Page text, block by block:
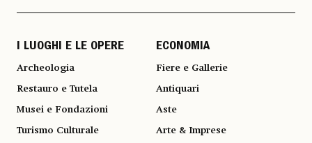
I LUOGHI E LE OPERE
Archeologia
Restauro e Tutela
Musei e Fondazioni
Turismo Culturale
ECONOMIA
Fiere e Gallerie
Antiquari
Aste
Arte & Imprese